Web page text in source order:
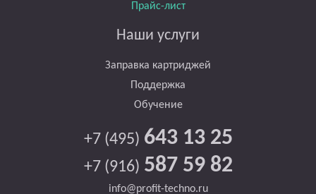
Прайс-лист
Наши услуги
Заправка картриджей
Поддержка
Обучение
+7 (495) 643 13 25
+7 (916) 587 59 82
info@profit-techno.ru